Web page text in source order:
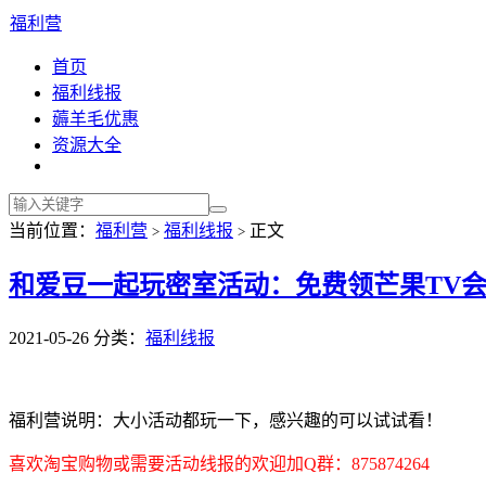
福利营
首页
福利线报
薅羊毛优惠
资源大全
当前位置： 福利营 > 福利线报 > 正文
和爱豆一起玩密室活动：免费领芒果TV
2021-05-26 分类： 福利线报
福利营说明：大小活动都玩一下，感兴趣的可以试试看！
喜欢淘宝购物或需要活动线报的欢迎加Q群：875874264